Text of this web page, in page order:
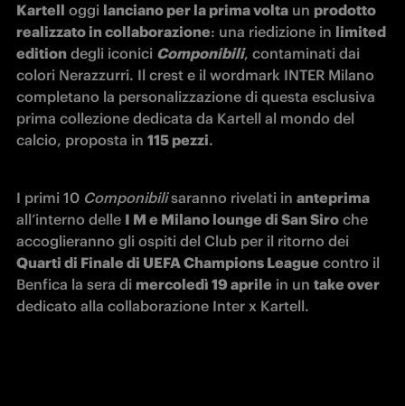
Kartell oggi lanciano per la prima volta un prodotto
realizzato in collaborazione: una riedizione in limited
edition degli iconici Componibili, contaminati dai
colori Nerazzurri. Il crest e il wordmark INTER Milano
completano la personalizzazione di questa esclusiva
prima collezione dedicata da Kartell al mondo del
calcio, proposta in 115 pezzi.
I primi 10 Componibili saranno rivelati in anteprima
all’interno delle I M e Milano lounge di San Siro che
Quarti di Finale di UEFA Champions League contro il
Benfica la sera di mercoledì 19 aprile in un take over
dedicato alla collaborazione Inter x Kartell.